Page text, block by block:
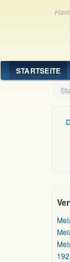
STARTSEITE